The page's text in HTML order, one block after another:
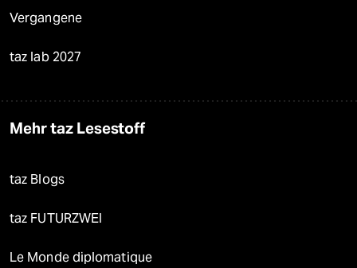
Vergangene
taz lab 2027
Mehr taz Lesestoff
taz Blogs
taz FUTURZWEI
Le Monde diplomatique